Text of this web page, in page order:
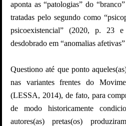
aponta as “patologias” do
tratadas pelo segundo como
psicoexistencial” (2020, p. 23
desdobrado em “anomalias
Questiono até que ponto
nas variantes frentes do
(LESSA, 2014), de fato, para
de modo historicamente
autores(as) pretas(os)